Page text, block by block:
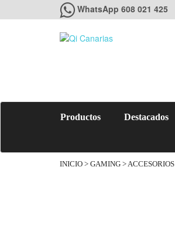
WhatsApp 608 021 425
Productos Destacados
INICIO > GAMING >ACCESORIOS